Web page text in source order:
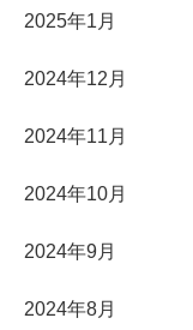
2025年1月
2024年12月
2024年11月
2024年10月
2024年9月
2024年8月